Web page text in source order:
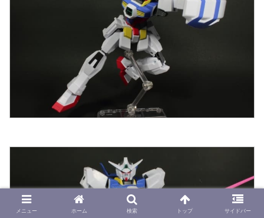
メニュー ホーム 検索 トップ サイドバー